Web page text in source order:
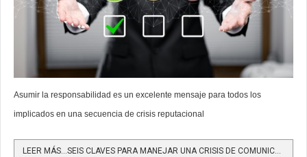
Asumir la responsabilidad es un excelente mensaje para todos los
implicados en una secuencia de crisis reputacional
LEER MÁS…SEIS CLAVES PARA MANEJAR UNA CRISIS DE COMUNICACIÓN Y REPUTACIÓN